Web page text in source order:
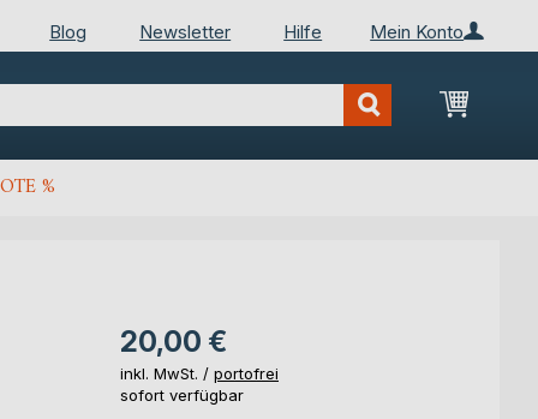
Mein Konto
Blog Newsletter Hilfe
Mein
%
20,00 €
inkl. MwSt. / portofrei
sofort verfügbar